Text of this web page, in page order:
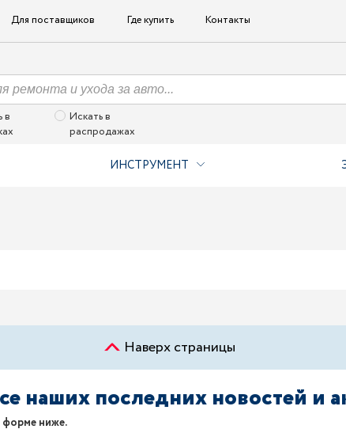
Для поставщиков Где купить Контакты
в
Искать в
распродажах
ИНСТРУМЕНТ
Наверх страницы
наших последних новостей и
форме ниже.